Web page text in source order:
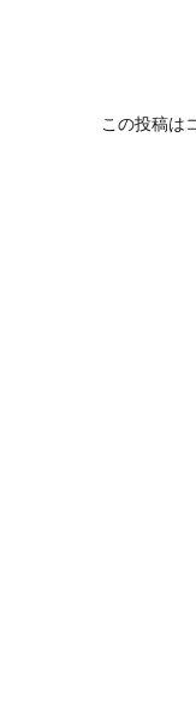
この投稿は